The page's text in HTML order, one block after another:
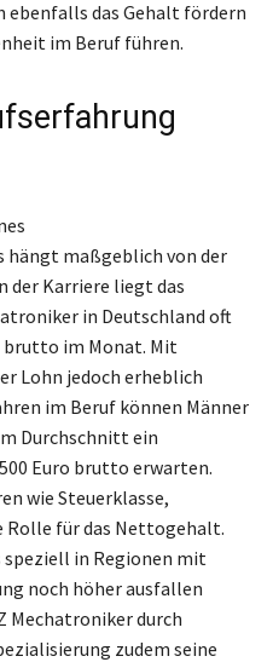
das Gehalt fördern
im Beruf führen.
maßgeblich von der
der Karriere liegt das
in Deutschland oft
brutto im Monat. Mit
Lohn jedoch erheblich
im Beruf können Männer
Durchschnitt ein
Euro brutto erwarten.
wie Steuerklasse,
Rolle für das Nettogehalt.
speziell in Regionen mit
noch höher ausfallen
Mechatroniker durch
zudem seine